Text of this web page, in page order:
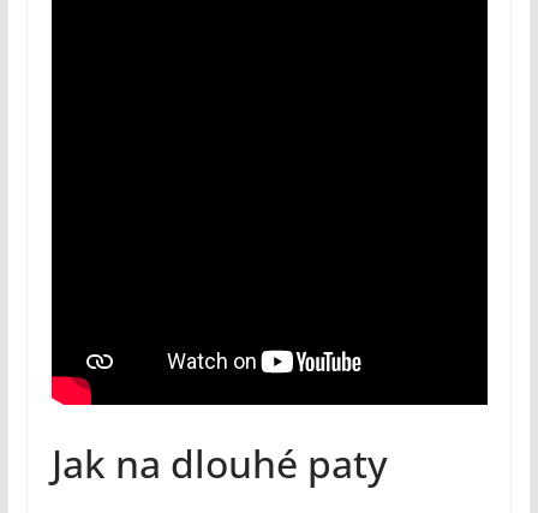
Jak na dlouhé paty